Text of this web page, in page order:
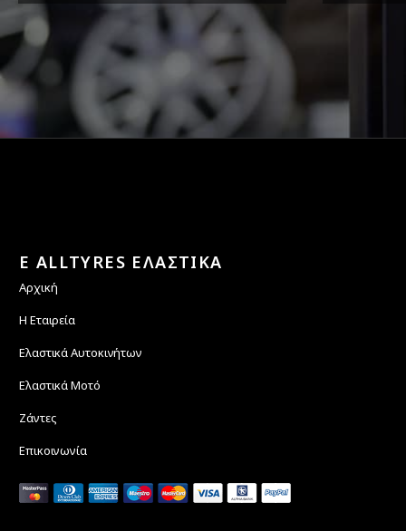
Όπου και αν είστε θα σας
στείλουμε τα ελαστικά σας
E ALLTYRES ΕΛΑΣΤΙΚΑ
Αρχική
Η Εταιρεία
Ελαστικά Αυτοκινήτων
Ελαστικά Μοτό
Ζάντες
Επικοινωνία